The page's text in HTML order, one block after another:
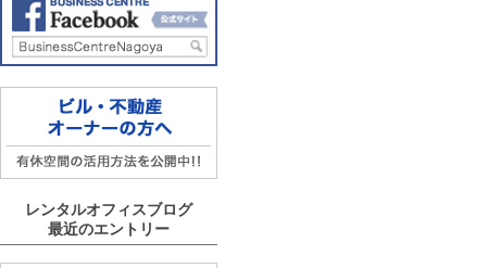
レンタルオフィスブログ
最近のエントリー